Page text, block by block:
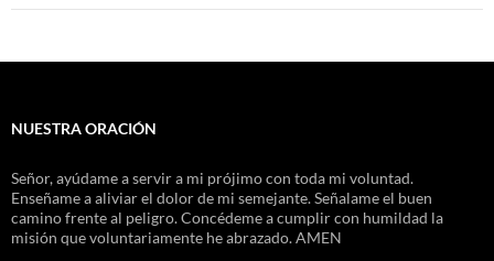
NUESTRA ORACIÓN
Señor, ayúdame a servir a mi prójimo con toda mi voluntad.
Enseñame a aliviar el dolor de mi semejante. Señalame el buen
camino frente al peligro. Concédeme a cumplir con humildad la
misión que voluntariamente he abrazado. AMEN